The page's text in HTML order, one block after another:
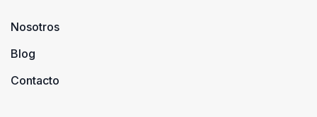
Nosotros
Blog
Contacto